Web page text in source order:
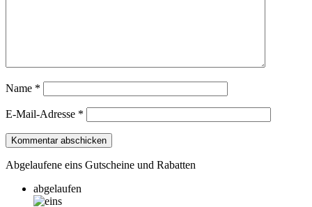
Name *
E-Mail-Adresse *
Abgelaufene eins Gutscheine und Rabatten
abgelaufen